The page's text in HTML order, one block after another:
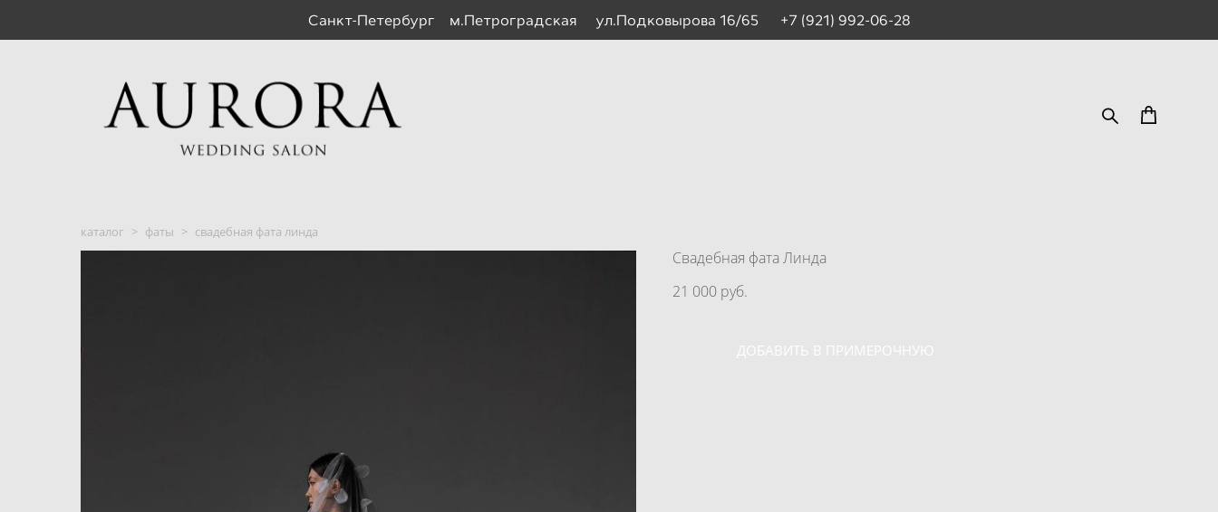
Санкт-Петербург м.Петроградская ул.Подковырова 16/65 +7 (921) 992-06-28
каталог > фаты > свадебная фата линда
Свадебная фата Линда
21 000 pуб.
ДОБАВИТЬ В ПРИМЕРОЧНУЮ